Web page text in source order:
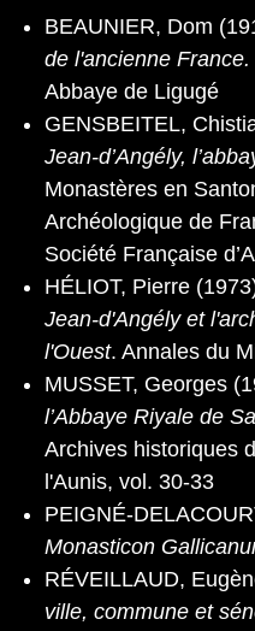
BEAUNIER, Dom
de l'ancienne
Abbaye de Ligugé
GENSBEITEL,
Jean-d’Angély,
Monastères en
Archéologique de
Société Française
HÉLIOT, Pierre
Jean-d'Angély et
l'Ouest. Annales du
MUSSET, Georges
l’Abbaye Riyale de
Archives historiques
l'Aunis, vol. 30-33
PEIGNÉ-
Monasticon
RÉVEILLAUD,
ville, commune et